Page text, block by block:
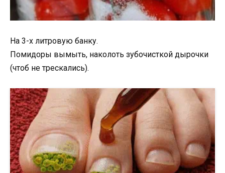
На 3-х литровую банку.
Помидоры вымыть, наколоть зубочисткой дырочки
(чтоб не трескались).